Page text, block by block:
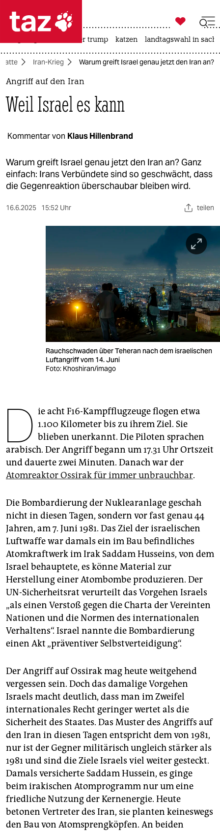
 taz zahl ich
taz zahl ich
themen
politik
öko
gesellschaft
kultur
wahrheit
veranstaltungen
fragen & hilfe
genossenschaft
epaper login

taz zahl ich
usa unter trump katzen landtagswahl in
Iran-Krieg Warum greift Israel genau jetzt den Iran an?
Angriff auf den Iran
Weil Israel es kann
Kommentar von Klaus Hillenbrand
Warum greift Israel genau jetzt den Iran an? Ganz
einfach: Irans Verbündete sind so geschwächt, dass
die Gegenreaktion überschaubar bleiben wird.
16.6.2025 15:52 Uhr teilen
Rauchschwaden über Teheran nach dem israelischen
Luftangriff vom 14. Juni
Foto: Khoshiran/imago
D ie acht F16-Kampfflugzeuge flogen etwa
1.100 Kilometer bis zu ihrem Ziel. Sie
blieben unerkannt. Die Piloten sprachen
arabisch. Der Angriff begann um 17.31 Uhr Ortszeit
und dauerte zwei Minuten. Danach war der
Atomreaktor Ossirak für immer unbrauchbar.
Die Bombardierung der Nuklearanlage geschah
nicht in diesen Tagen, sondern vor fast genau 44
Jahren, am 7. Juni 1981. Das Ziel der israelischen
Luftwaffe war damals ein im Bau befindliches
Atomkraftwerk im Irak Saddam Husseins, von dem
Israel behauptete, es könne Material zur
Herstellung einer Atombombe produzieren. Der
UN-Sicherheitsrat verurteilt das Vorgehen Israels
„als einen Verstoß gegen die Charta der Vereinten
Nationen und die Normen des internationalen
Verhaltens“. Israel nannte die Bombardierung
einen Akt „präventiver Selbstverteidigung“.
Der Angriff auf Ossirak mag heute weitgehend
vergessen sein. Doch das damalige Vorgehen
Israels macht deutlich, dass man im Zweifel
internationales Recht geringer wertet als die
Sicherheit des Staates. Das Muster des Angriffs auf
den Iran in diesen Tagen entspricht dem von 1981,
nur ist der Gegner militärisch ungleich stärker als
1981 und sind die Ziele Israels viel weiter gesteckt.
Damals versicherte Saddam Hussein, es ginge
beim irakischen Atomprogramm nur um eine
friedliche Nutzung der Kernenergie. Heute
betonen Vertreter des Iran, sie planten keineswegs
den Bau von Atomsprengköpfen. An beiden